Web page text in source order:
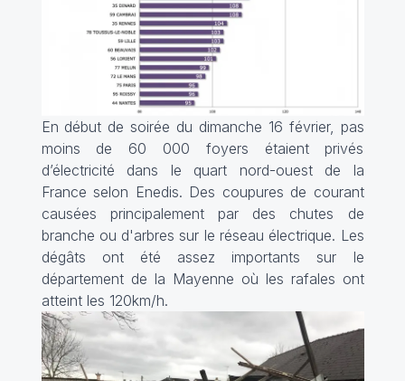
En début de soirée du dimanche 16 février, pas
moins de 60 000 foyers étaient privés
d’électricité dans le quart nord-ouest de la
France selon Enedis. Des coupures de courant
causées principalement par des chutes de
branche ou d'arbres sur le réseau électrique. Les
dégâts ont été assez importants sur le
département de la Mayenne où les rafales ont
atteint les 120km/h.